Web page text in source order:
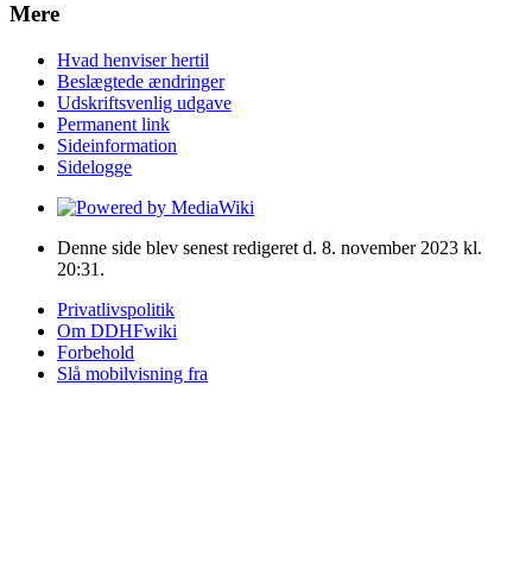
Mere
Hvad henviser hertil
Beslægtede ændringer
Udskriftsvenlig udgave
Permanent link
Sideinformation
Sidelogge
Denne side blev senest redigeret d. 8. november 2023 kl.
20:31.
Privatlivspolitik
Om DDHFwiki
Forbehold
Slå mobilvisning fra